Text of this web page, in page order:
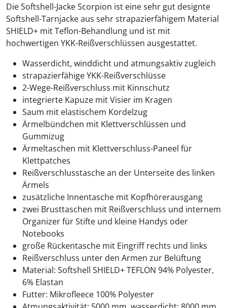
Die Softshell-Jacke Scorpion ist eine sehr gut designte
Softshell-Tarnjacke aus sehr strapazierfähigem Material
SHIELD+ mit Teflon-Behandlung und ist mit
hochwertigen YKK-Reißverschlüssen ausgestattet.
Wasserdicht, winddicht und atmungsaktiv zugleich
strapazierfähige YKK-Reißverschlüsse
2-Wege-Reißverschluss mit Kinnschutz
integrierte Kapuze mit Visier im Kragen
Saum mit elastischem Kordelzug
Ärmelbündchen mit Klettverschlüssen und
Gummizug
Ärmeltaschen mit Klettverschluss-Paneel für
Klettpatches
Reißverschlusstasche an der Unterseite des linken
Ärmels
zusätzliche Innentasche mit Kopfhörerausgang
zwei Brusttaschen mit Reißverschluss und internem
Organizer für Stifte und kleine Handys oder
Notebooks
große Rückentasche mit Eingriff rechts und links
Reißverschluss unter den Armen zur Belüftung
Material: Softshell SHIELD+ TEFLON 94% Polyester,
6% Elastan
Futter: Mikrofleece 100% Polyester